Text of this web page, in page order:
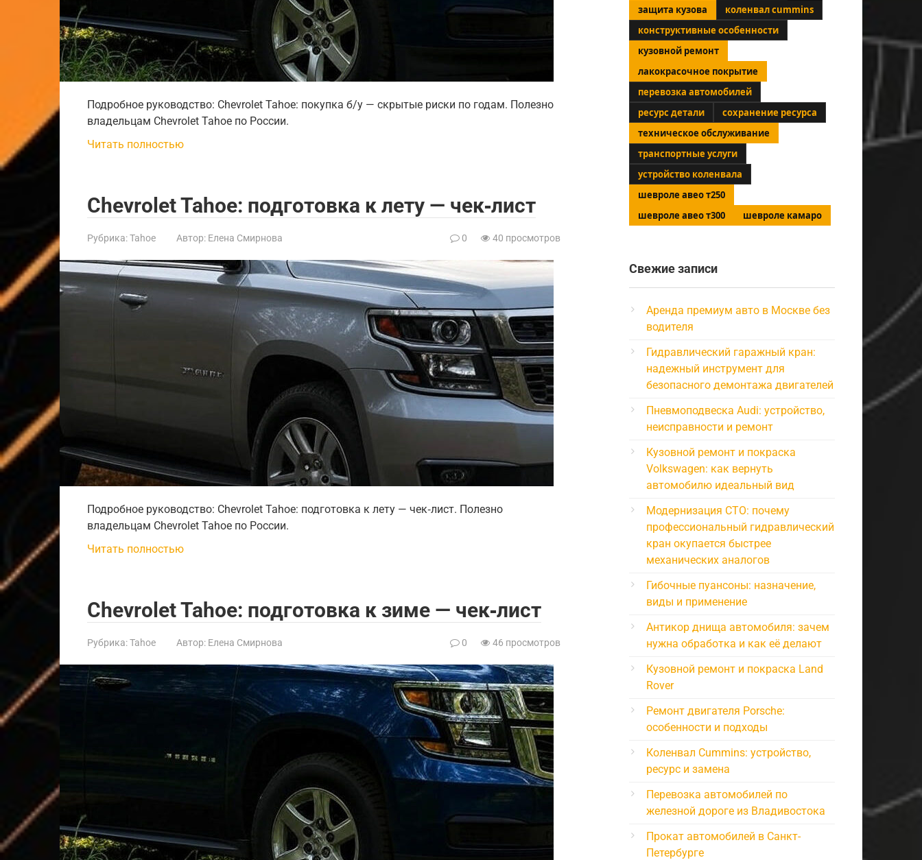
Подробное руководство: Chevrolet Tahoe: покупка б/у — скрытые риски по годам. Полезно
владельцам Chevrolet Tahoe по России.
Читать полностью
Chevrolet Tahoe: подготовка к лету — чек‑лист
Рубрика:Tahoe Автор: Елена Смирнова 0 40 просмотров
Подробное руководство: Chevrolet Tahoe: подготовка к лету — чек‑лист. Полезно
владельцам Chevrolet Tahoe по России.
Читать полностью
Chevrolet Tahoe: подготовка к зиме — чек‑лист
Рубрика:Tahoe Автор: Елена Смирнова 0 46 просмотров
защита кузова
коленвал cummins
конструктивные особенности
кузовной ремонт
лакокрасочное покрытие
перевозка автомобилей
ресурс детали
сохранение ресурса
техническое обслуживание
транспортные услуги
устройство коленвала
шевроле авео т250
шевроле авео т300
шевроле камаро
Свежие записи
Аренда премиум авто в Москве без
водителя
Гидравлический гаражный кран:
надежный инструмент для
безопасного демонтажа двигателей
Пневмоподвеска Audi: устройство,
неисправности и ремонт
Кузовной ремонт и покраска
Volkswagen: как вернуть
автомобилю идеальный вид
Модернизация СТО: почему
профессиональный гидравлический
кран окупается быстрее
механических аналогов
Гибочные пуансоны: назначение,
виды и применение
Антикор днища автомобиля: зачем
нужна обработка и как её делают
Кузовной ремонт и покраска Land
Rover
Ремонт двигателя Porsche:
особенности и подходы
Коленвал Cummins: устройство,
ресурс и замена
Перевозка автомобилей по
железной дороге из Владивостока
Прокат автомобилей в Санкт-
Петербурге